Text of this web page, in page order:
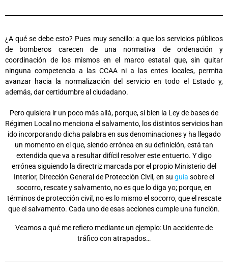
¿A qué se debe esto? Pues muy sencillo: a que los servicios públicos
de bomberos carecen de una normativa de ordenación y
coordinación de los mismos en el marco estatal que, sin quitar
ninguna competencia a las CCAA ni a las entes locales, permita
avanzar hacia la normalización del servicio en todo el Estado y,
además, dar certidumbre al ciudadano.
Pero quisiera ir un poco más allá, porque, si bien la Ley de bases de
Régimen Local no menciona el salvamento, los distintos servicios han
ido incorporando dicha palabra en sus denominaciones y ha llegado
un momento en el que, siendo errónea en su definición, está tan
extendida que va a resultar difícil resolver este entuerto. Y digo
errónea siguiendo la directriz marcada por el propio Ministerio del
Interior, Dirección General de Protección Civil, en su guía sobre el
socorro, rescate y salvamento, no es que lo diga yo; porque, en
términos de protección civil, no es lo mismo el socorro, que el rescate
que el salvamento. Cada uno de esas acciones cumple una función.
Veamos a qué me refiero mediante un ejemplo: Un accidente de
tráfico con atrapados…